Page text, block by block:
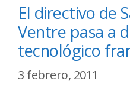
El directivo de
Ventre pasa a
tecnológico
3 febrero, 2011